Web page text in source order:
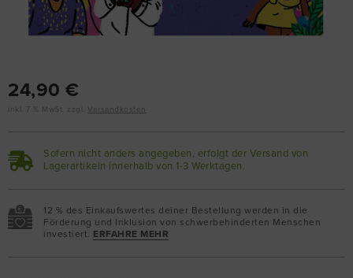
24,90 €
inkl. 7 % MwSt. zzgl. Versandkosten
Sofern nicht anders angegeben, erfolgt der Versand von
Lagerartikeln innerhalb von 1-3 Werktagen.
12 % des Einkaufswertes deiner Bestellung werden in die
Förderung und Inklusion von schwerbehinderten Menschen
investiert. ERFAHRE MEHR